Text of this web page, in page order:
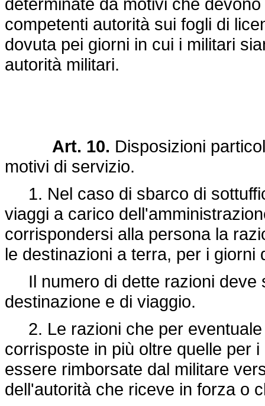
competenti autorità sui fogli di
dovuta pei giorni in cui i militari
autorità militari.
Art. 10. Disposizioni
motivi di servizio.
1. Nel caso di sbarco di
viaggi a carico
corrispondersi alla persona la
le destinazioni a terra, per i
Il numero di dette razioni deve
destinazione e di viaggio.
2. Le razioni che per eventuale
corrisposte in più oltre quelle per
essere rimborsate dal militare
dell'autorità che riceve in forza o